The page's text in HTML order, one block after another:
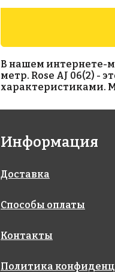
10884 руб./м²
Rose MJ 61
В нашем интернете-
метр. Rose AJ 06(2) -
характеристиками.
Информация
Доставка
Способы оплаты
Контакты
Политика